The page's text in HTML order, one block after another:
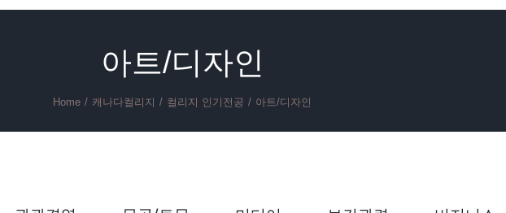
아트/디자인
Home / 캐나다컬리지 / 컬리지 인기전공 / 아트/디자인